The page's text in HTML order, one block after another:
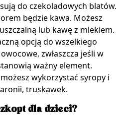
do czekoladowych blatów.
będzie kawa. Możesz
lub kawę z mlekiem.
opcją do wszelkiego
zwłaszcza jeśli w
ważny element.
wykorzystać syropy i
truskawek.
dla dzieci?